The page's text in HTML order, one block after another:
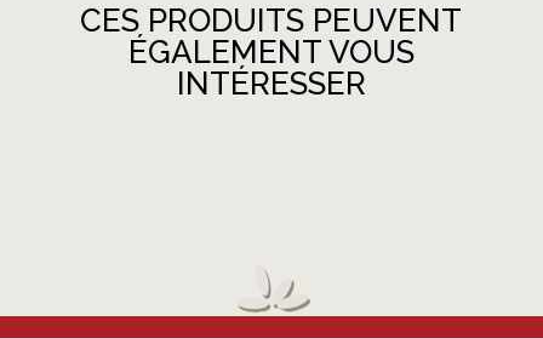
CES PRODUITS PEUVENT
ÉGALEMENT VOUS
INTÉRESSER